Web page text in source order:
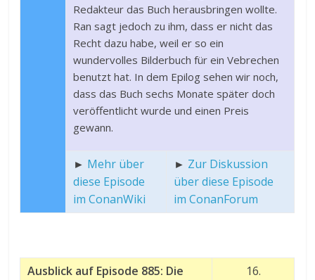
Redakteur das Buch herausbringen wollte.
Ran sagt jedoch zu ihm, dass er nicht das
Recht dazu habe, weil er so ein
wundervolles Bilderbuch für ein Vebrechen
benutzt hat. In dem Epilog sehen wir noch,
dass das Buch sechs Monate später doch
veröffentlicht wurde und einen Preis
gewann.
► Mehr über
diese Episode
im ConanWiki
► Zur Diskussion
über diese Episode
im ConanForum
Ausblick auf Episode 885: Die
16.